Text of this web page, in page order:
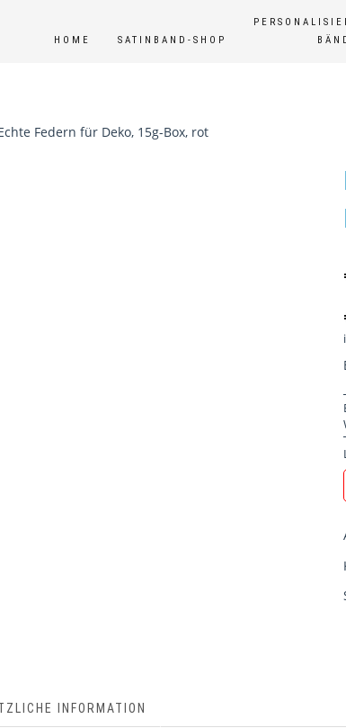
HOME SATINBAND-SHOP
Federn für Deko, 15g-Box, rot
INFORMATION